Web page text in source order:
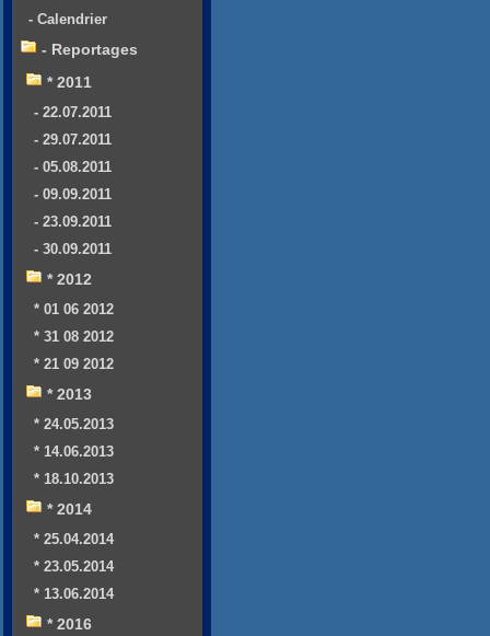
- Calendrier
- Reportages
* 2011
- 22.07.2011
- 29.07.2011
- 05.08.2011
- 09.09.2011
- 23.09.2011
- 30.09.2011
* 2012
* 01 06 2012
* 31 08 2012
* 21 09 2012
* 2013
* 24.05.2013
* 14.06.2013
* 18.10.2013
* 2014
* 25.04.2014
* 23.05.2014
* 13.06.2014
* 2016